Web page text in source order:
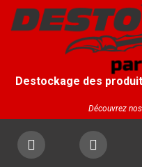
Destockage des
Découvrez